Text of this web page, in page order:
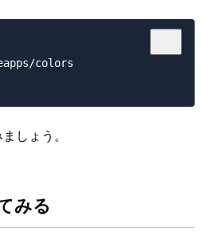
list
colors
しょう。
みる